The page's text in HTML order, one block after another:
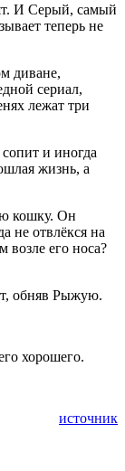
И Серый, самый
теперь не
диване,
сериал,
лежат три
и иногда
жизнь, а
кошку. Он
не отвлёкся на
возле его носа?
обняв Рыжую.
хорошего.
источник